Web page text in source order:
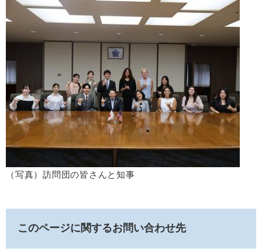
（写真）訪問団の皆さんと知事
このページに関するお問い合わせ先